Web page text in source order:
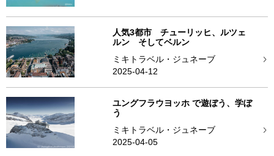
人気3都市 チューリッヒ、ルツェ
ルン そしてベルン
ミキトラベル・ジュネーブ
2025-04-12
ユングフラウヨッホ で遊ぼう、学ぼ
う
ミキトラベル・ジュネーブ
2025-04-05